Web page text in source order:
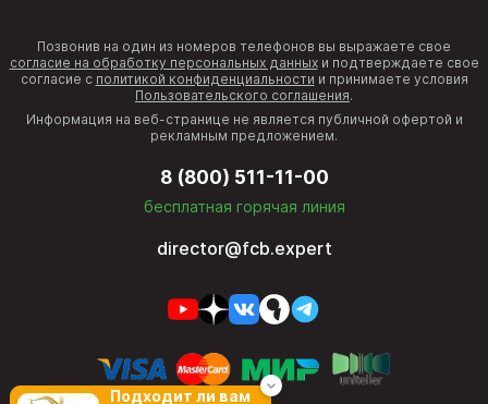
Позвонив на один из номеров телефонов вы выражаете свое
согласие на обработку персональных данныхи подтверждаете свое
согласие с политикой конфиденциальности и принимаете условия
Пользовательского соглашения.
Информация на веб-странице не является публичной офертой и
рекламным предложением.
8 (800) 511-11-00
бесплатная горячая линия
director@fcb.expert
Подходит ли вам